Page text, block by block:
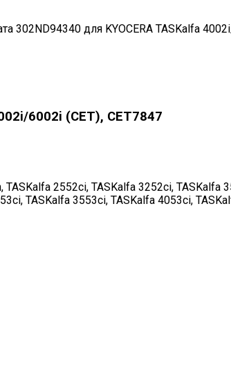
302ND94340 для KYOCERA TASKalfa
6002i (CET), CET7847
TASKalfa 2552ci, TASKalfa 3252ci,
TASKalfa 3553ci, TASKalfa 4053ci,